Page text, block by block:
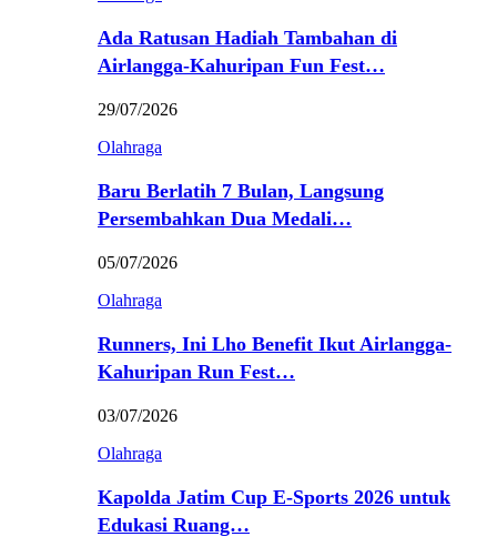
Ada Ratusan Hadiah Tambahan di
Airlangga-Kahuripan Fun Fest…
29/07/2026
Olahraga
Baru Berlatih 7 Bulan, Langsung
Persembahkan Dua Medali…
05/07/2026
Olahraga
Runners, Ini Lho Benefit Ikut Airlangga-
Kahuripan Run Fest…
03/07/2026
Olahraga
Kapolda Jatim Cup E-Sports 2026 untuk
Edukasi Ruang…